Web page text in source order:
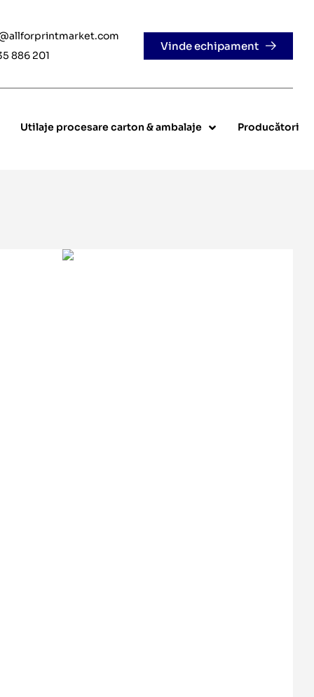
886 201
Vinde echipament
Utilaje procesare carton & ambalaje Producători